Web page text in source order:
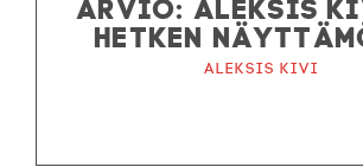
HETKEN
Aleksis Kivi